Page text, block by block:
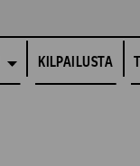
KILPAILUSTA